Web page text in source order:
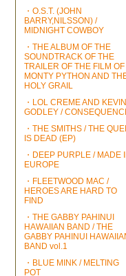
・O.S.T. (JOHN
BARRY,NILSSON) /
MIDNIGHT COWBOY
・THE ALBUM OF THE
SOUNDTRACK OF THE
TRAILER OF THE FILM OF
MONTY PYTHON AND
HOLY GRAIL
・LOL CREME AND KEVIN
GODLEY /
・THE SMITHS / THE
IS DEAD (EP)
・DEEP PURPLE / MADE
EUROPE
・FLEETWOOD MAC /
HEROES ARE HARD TO
FIND
・THE GABBY PAHINUI
HAWAIIAN BAND / THE
GABBY PAHINUI
BAND vol.1
・BLUE MINK / MELTING
POT